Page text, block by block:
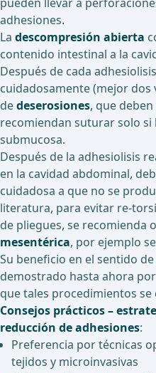
adhesiones.
La descompresión abierta
contenido intestinal a la
Después de cada
cuidadosamente (mejor dos
dedeserosiones, que
recomiendan suturar solo si
submucosa.
Después de la adhesiolisis
en la cavidad abdominal,
cuidadosa a que no se
literatura, para evitar re-
de pliegues, se recomienda
mesentérica, por ejemplo
Su beneficio en el sentido
demostrado hasta ahora
que tales procedimientos se
Consejos prácticos –
reducción de adhesiones:
Preferencia por técnicas
tejidos y microinvasivas